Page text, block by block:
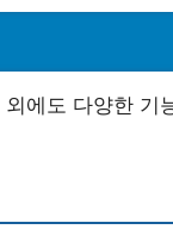
에도 다양한 기